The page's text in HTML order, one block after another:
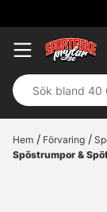
Hem Förvaring
Spöstrumpor &